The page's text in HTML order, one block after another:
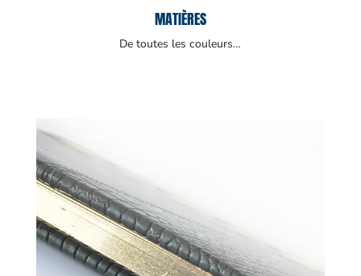
MATIÈRES
De toutes les couleurs…